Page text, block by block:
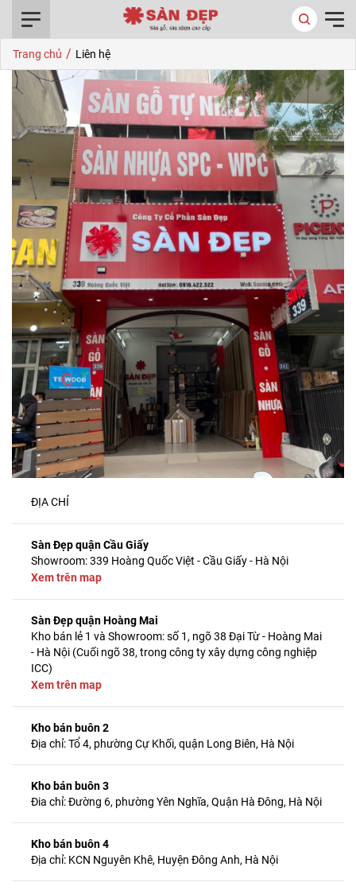
Trang chủ / Liên hệ
ĐỊA CHỈ
Sàn Đẹp quận Cầu Giấy
Showroom: 339 Hoàng Quốc Việt - Cầu Giấy - Hà Nội
Xem trên map
Sàn Đẹp quận Hoàng Mai
Kho bán lẻ 1 và Showroom: số 1, ngõ 38 Đại Từ - Hoàng Mai
- Hà Nội (Cuối ngõ 38, trong công ty xây dựng công nghiệp
ICC)
Xem trên map
Kho bán buôn 2
Địa chỉ: Tổ 4, phường Cự Khối, quận Long Biên, Hà Nội
Kho bán buôn 3
Đia chỉ: Đường 6, phường Yên Nghĩa, Quận Hà Đông, Hà Nội
Kho bán buôn 4
Địa chỉ: KCN Nguyên Khê, Huyện Đông Anh, Hà Nội